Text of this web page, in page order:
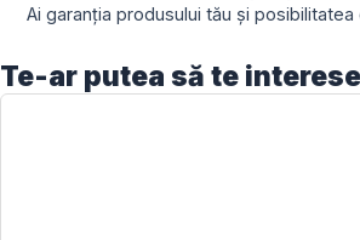
Ai garanția produsului tău și
Te-ar putea să te